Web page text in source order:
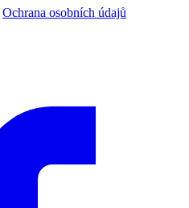
Ochrana osobních údajů